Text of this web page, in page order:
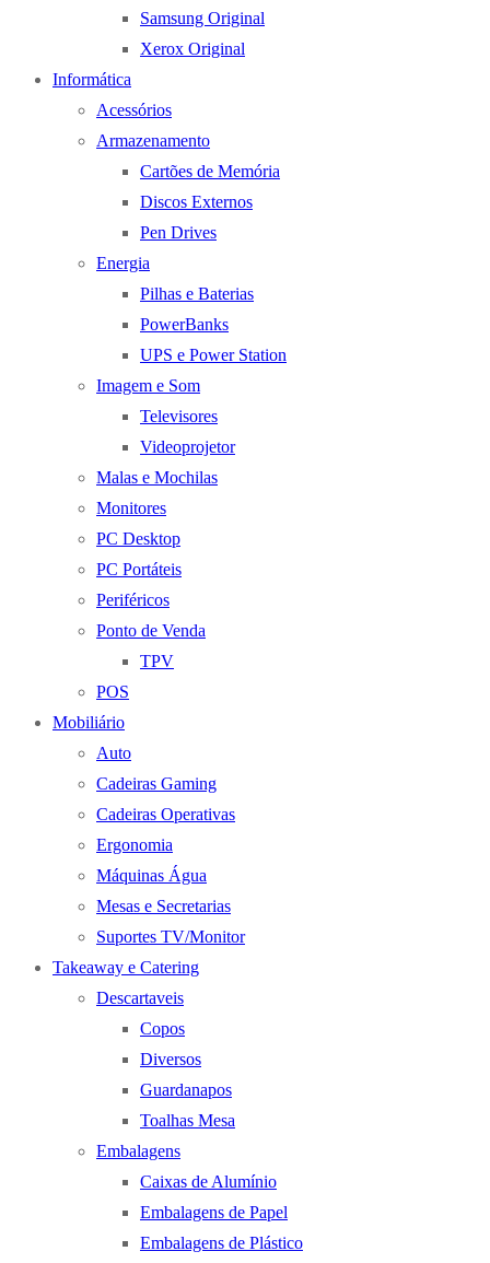
Samsung Original
Xerox Original
Informática
Acessórios
Armazenamento
Cartões de Memória
Discos Externos
Pen Drives
Energia
Pilhas e Baterias
PowerBanks
UPS e Power Station
Imagem e Som
Televisores
Videoprojetor
Malas e Mochilas
Monitores
PC Desktop
PC Portáteis
Periféricos
Ponto de Venda
TPV
POS
Mobiliário
Auto
Cadeiras Gaming
Cadeiras Operativas
Ergonomia
Máquinas Água
Mesas e Secretarias
Suportes TV/Monitor
Takeaway e Catering
Descartaveis
Copos
Diversos
Guardanapos
Toalhas Mesa
Embalagens
Caixas de Alumínio
Embalagens de Papel
Embalagens de Plástico